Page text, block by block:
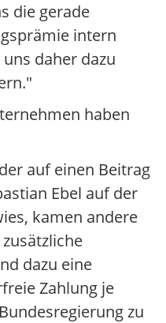
die gerade
intern
daher dazu
haben
auf einen Beitrag
Ebel auf der
kamen andere
dazu eine
Zahlung je
zu